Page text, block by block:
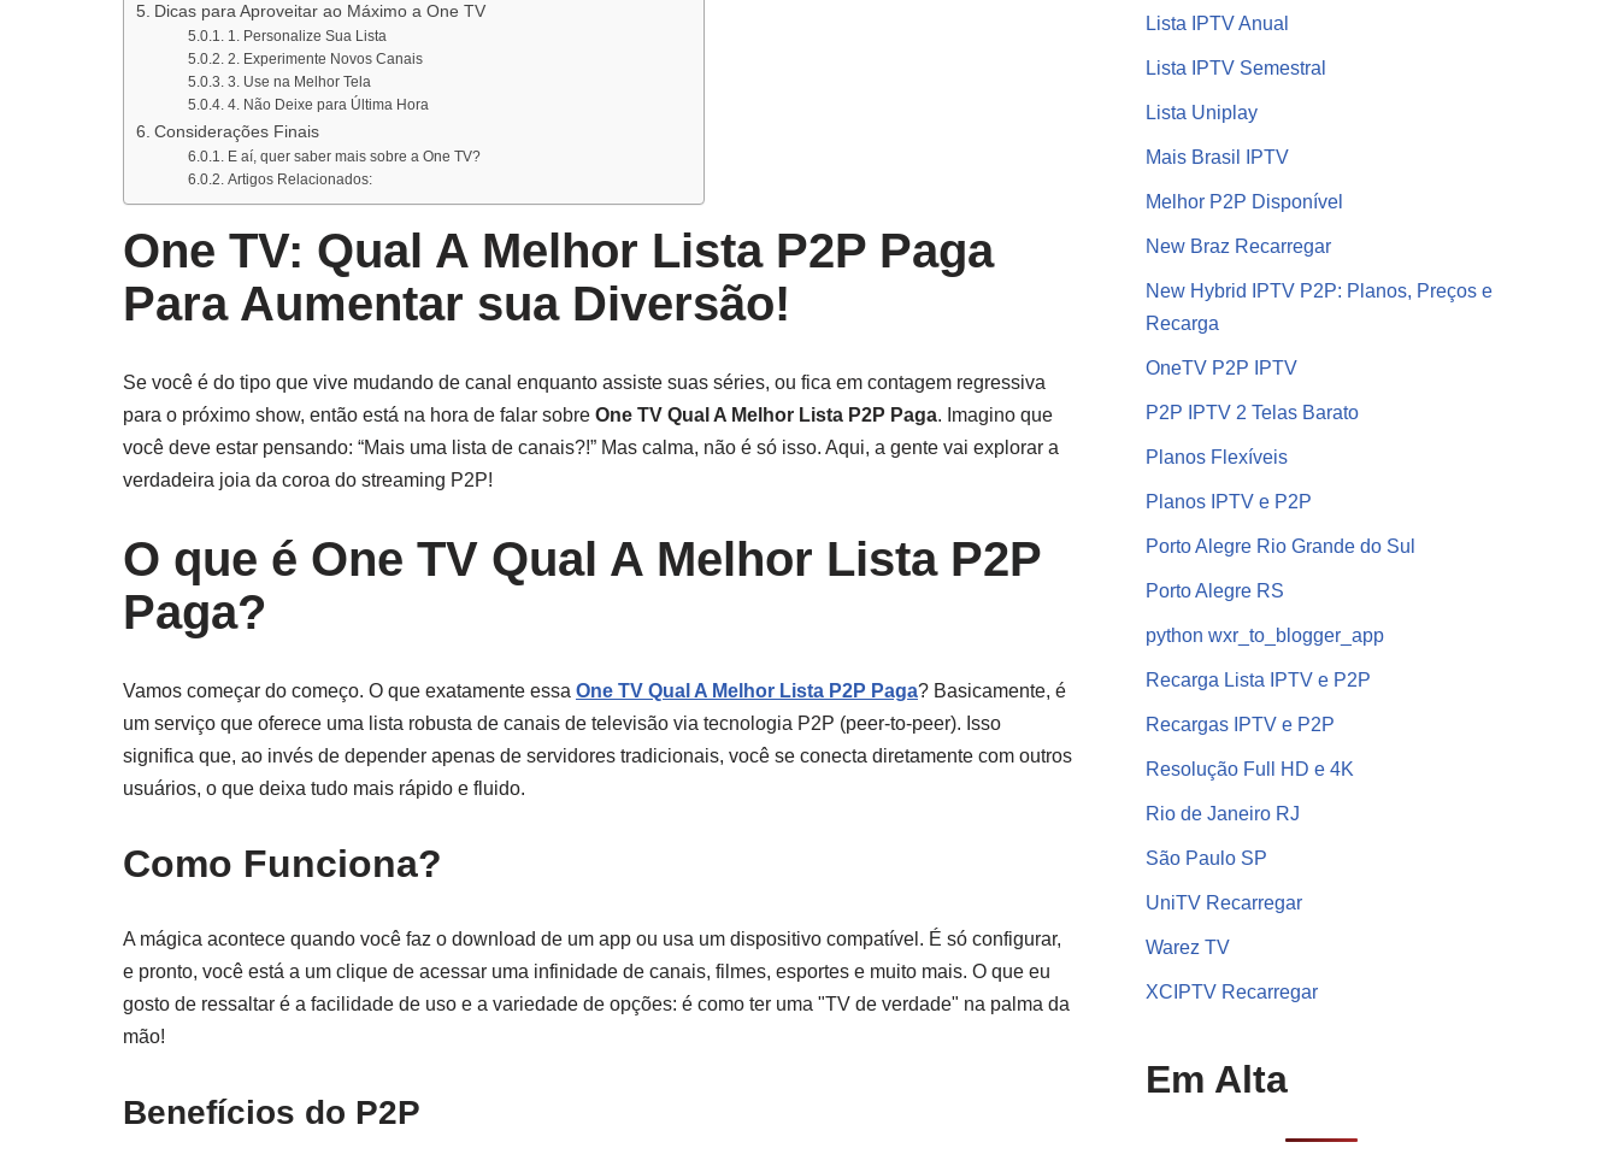
Dicas para Aproveitar ao Máximo a One TV
1. Personalize Sua Lista
2. Experimente Novos Canais
3. Use na Melhor Tela
4. Não Deixe para Última Hora
Considerações Finais
E aí, quer saber mais sobre a One TV?
Artigos Relacionados:
One TV: Qual A Melhor Lista P2P Paga
Para Aumentar sua Diversão!
Se você é do tipo que vive mudando de canal enquanto assiste suas séries, ou fica em contagem regressiva
para o próximo show, então está na hora de falar sobre One TV Qual A Melhor Lista P2P Paga. Imagino que
você deve estar pensando: “Mais uma lista de canais?!” Mas calma, não é só isso. Aqui, a gente vai explorar a
verdadeira joia da coroa do streaming P2P!
O que é One TV Qual A Melhor Lista P2P
Paga?
Vamos começar do começo. O que exatamente essa One TV Qual A Melhor Lista P2P Paga? Basicamente, é
um serviço que oferece uma lista robusta de canais de televisão via tecnologia P2P (peer-to-peer). Isso
significa que, ao invés de depender apenas de servidores tradicionais, você se conecta diretamente com outros
usuários, o que deixa tudo mais rápido e fluido.
Como Funciona?
A mágica acontece quando você faz o download de um app ou usa um dispositivo compatível. É só configurar,
e pronto, você está a um clique de acessar uma infinidade de canais, filmes, esportes e muito mais. O que eu
gosto de ressaltar é a facilidade de uso e a variedade de opções: é como ter uma "TV de verdade" na palma da
mão!
Benefícios do P2P
Lista IPTV Anual
Lista IPTV Semestral
Lista Uniplay
Mais Brasil IPTV
Melhor P2P Disponível
New Braz Recarregar
New Hybrid IPTV P2P: Planos, Preços e
Recarga
OneTV P2P IPTV
P2P IPTV 2 Telas Barato
Planos Flexíveis
Planos IPTV e P2P
Porto Alegre Rio Grande do Sul
Porto Alegre RS
python wxr_to_blogger_app
Recarga Lista IPTV e P2P
Recargas IPTV e P2P
Resolução Full HD e 4K
Rio de Janeiro RJ
São Paulo SP
UniTV Recarregar
Warez TV
XCIPTV Recarregar
Em Alta